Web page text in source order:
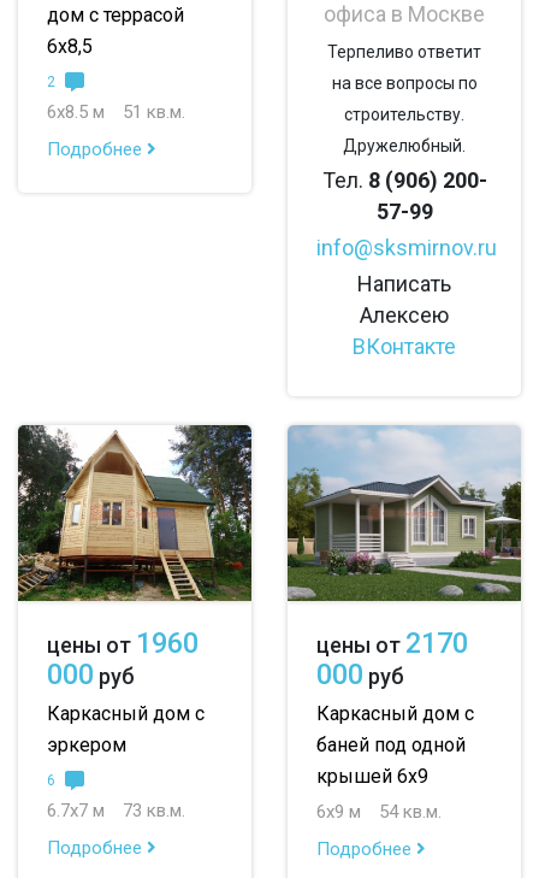
дом с террасой
6х8,5
2
6х8.5 м
51 кв.м.
Подробнее
офиса в Москве
Терпеливо ответит
на все вопросы по
строительству.
Дружелюбный.
Тел. 8 (906) 200-
57-99
info@sksmirnov.ru
Написать
Алексею
ВКонтакте
цены от 1960
000 руб
Каркасный дом с
эркером
6
6.7х7 м
73 кв.м.
Подробнее
цены от 2170
000 руб
Каркасный дом с
баней под одной
крышей 6х9
6х9 м
54 кв.м.
Подробнее